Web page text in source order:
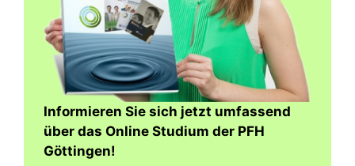
Informieren Sie sich jetzt umfassend
über das Online Studium der PFH
Göttingen!